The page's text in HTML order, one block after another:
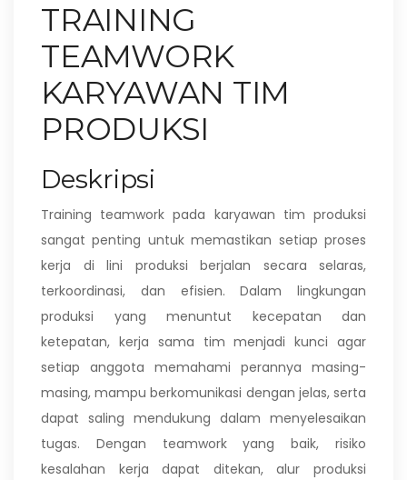
TRAINING
TEAMWORK
KARYAWAN TIM
PRODUKSI
Deskripsi
Training teamwork pada karyawan tim produksi
sangat penting untuk memastikan setiap proses
kerja di lini produksi berjalan secara selaras,
terkoordinasi, dan efisien. Dalam lingkungan
produksi yang menuntut kecepatan dan
ketepatan, kerja sama tim menjadi kunci agar
setiap anggota memahami perannya masing-
masing, mampu berkomunikasi dengan jelas, serta
dapat saling mendukung dalam menyelesaikan
tugas. Dengan teamwork yang baik, risiko
kesalahan kerja dapat ditekan, alur produksi